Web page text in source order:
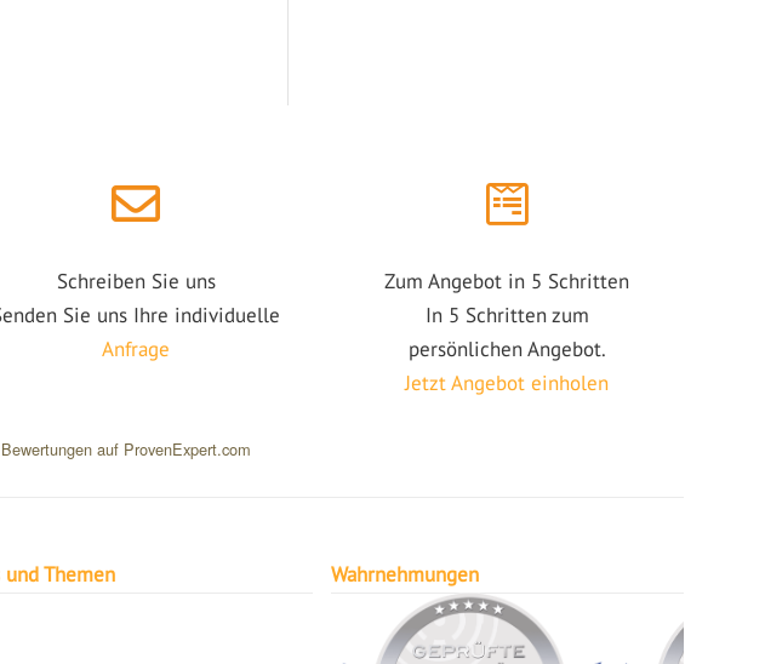
Schreiben Sie uns
Sie uns Ihre individuelle
Anfrage
Zum Angebot in 5 Schritten
In 5 Schritten zum
persönlichen Angebot.
Jetzt Angebot einholen
auf ProvenExpert.com
Themen Wahrnehmungen